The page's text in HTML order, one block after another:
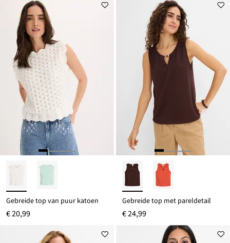
Gebreide top van puur katoen
€ 20,99
Gebreide top met pareldetail
€ 24,99